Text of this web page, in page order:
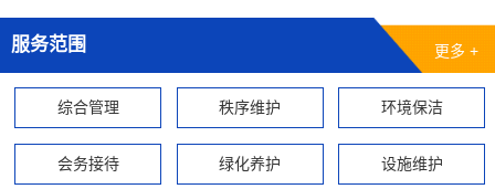
服务范围 更多 +
综合管理 秩序维护 环境保洁
会务接待 绿化养护 设施维护